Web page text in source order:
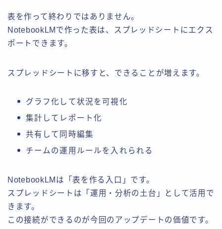
表を作って終わりではありません。
NotebookLMで作った表は、スプレッドシートにエクス
ポートできます。
スプレッドシートに移すと、できることが増えます。
グラフ化して状況を可視化
集計してレポート化
共有して同時編集
チームの運用ルールを入れられる
NotebookLMは「表を作る入口」です。
スプレッドシートは「運用・分析の土台」として活用で
きます。
この接続ができるのが今回のアップデートの価値です。